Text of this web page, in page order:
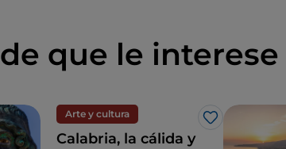
que le interese
Arte y cultura
Me gusta
Calabria, la cálida y